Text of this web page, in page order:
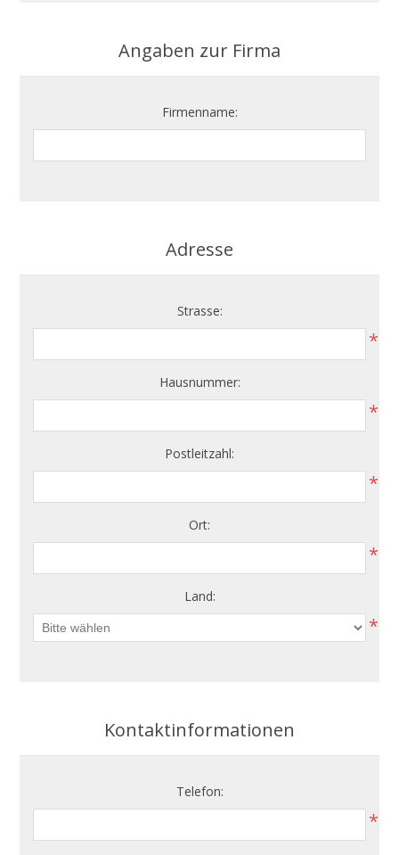
Angaben zur Firma
Firmenname:
Adresse
Strasse:
*
Hausnummer:
*
Postleitzahl:
*
Ort:
*
Land:
*
Kontaktinformationen
Telefon:
*